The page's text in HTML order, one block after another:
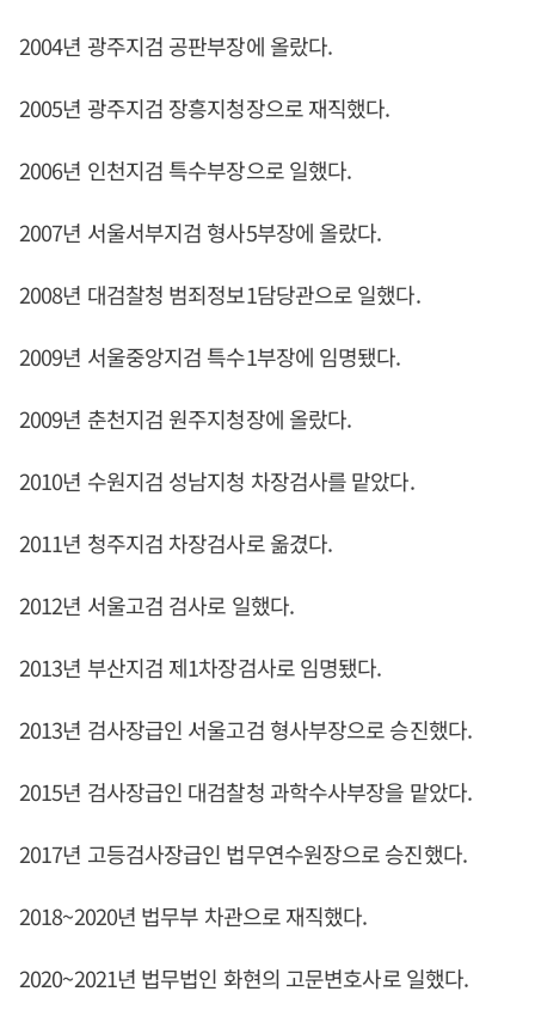
2004년 광주지검 공판부장에 올랐다.
2005년 광주지검 장흥지청장으로 재직했다.
2006년 인천지검 특수부장으로 일했다.
2007년 서울서부지검 형사5부장에 올랐다.
2008년 대검찰청 범죄정보1담당관으로 일했다.
2009년 서울중앙지검 특수1부장에 임명됐다.
2009년 춘천지검 원주지청장에 올랐다.
2010년 수원지검 성남지청 차장검사를 맡았다.
2011년 청주지검 차장검사로 옮겼다.
2012년 서울고검 검사로 일했다.
2013년 부산지검 제1차장검사로 임명됐다.
2013년 검사장급인 서울고검 형사부장으로 승진했다.
2015년 검사장급인 대검찰청 과학수사부장을 맡았다.
2017년 고등검사장급인 법무연수원장으로 승진했다.
2018~2020년 법무부 차관으로 재직했다.
2020~2021년 법무법인 화현의 고문변호사로 일했다.